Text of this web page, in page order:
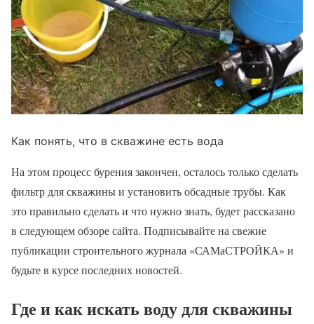
Как понять, что в скважине есть вода
На этом процесс бурения закончен, осталось только сделать
фильтр для скважины и установить обсадные трубы. Как
это правильно сделать и что нужно знать, будет рассказано
в следующем обзоре сайта. Подписывайте на свежие
публикации строительного журнала «САМаСТРОЙКА» и
будьте в курсе последних новостей.
Где и как искать воду для скважины